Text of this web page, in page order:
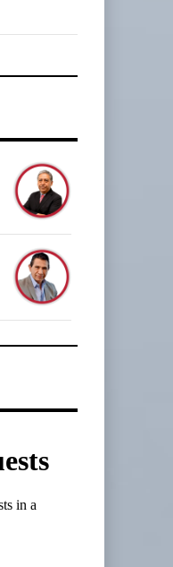
equipamiento para mo ...